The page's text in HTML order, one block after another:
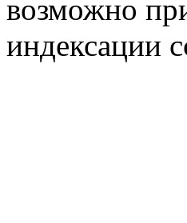
возможно
индексации